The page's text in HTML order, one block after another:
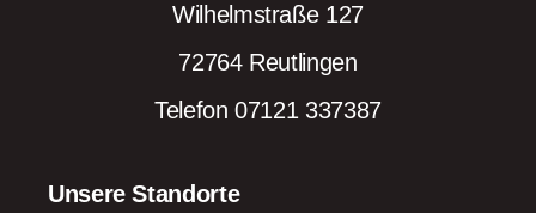
Wilhelmstraße 127
72764 Reutlingen
Telefon 07121 337387
Unsere Standorte